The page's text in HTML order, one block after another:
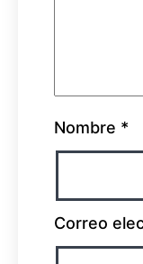
Nombre *
Correo